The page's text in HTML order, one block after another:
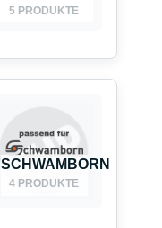
5 PRODUKTE
SCHWAMBORN
4 PRODUKTE